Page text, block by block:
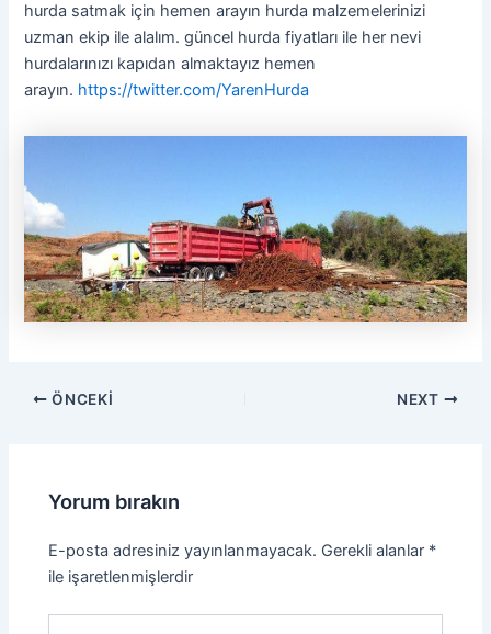
hurda satmak için hemen arayın hurda malzemelerinizi
uzman ekip ile alalım. güncel hurda fiyatları ile her nevi
hurdalarınızı kapıdan almaktayız hemen
arayın. https://twitter.com/YarenHurda
ÖNCEKI NEXT
Yorum bırakın
E-posta adresiniz yayınlanmayacak. Gerekli alanlar *
ile işaretlenmişlerdir